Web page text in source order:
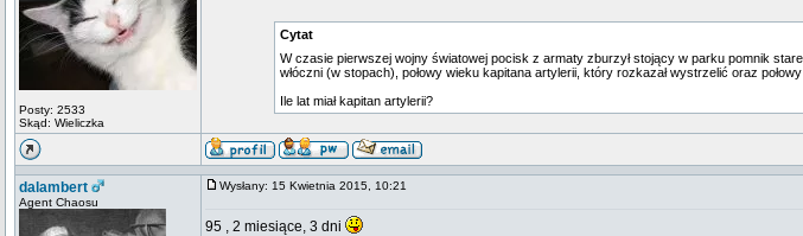
Posty: 2533
Skąd: Wieliczka
Cytat
W czasie pierwszej wojny światowej pocisk z armaty zburzył stojący w parku pomnik
włóczni (w stopach), połowy wieku kapitana artylerii, który rozkazał wystrzelić oraz
Ile lat miał kapitan artylerii?
dalambert
Agent Chaosu
Wysłany: 15 Kwietnia 2015, 10:21
95 , 2 miesiące, 3 dni